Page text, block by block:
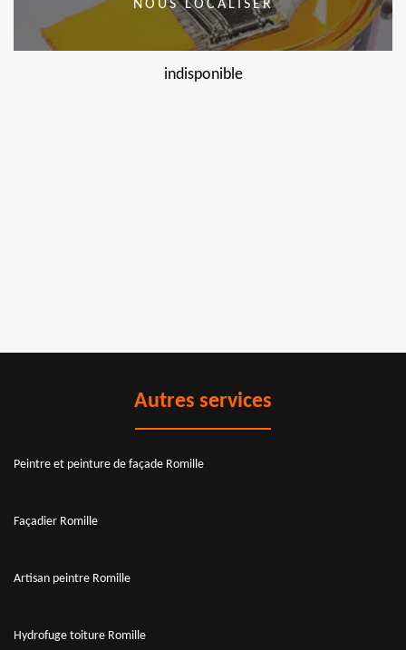
NOUS LOCALISER
indisponible
Autres services
Peintre et peinture de façade Romille
Façadier Romille
Artisan peintre Romille
Hydrofuge toiture Romille